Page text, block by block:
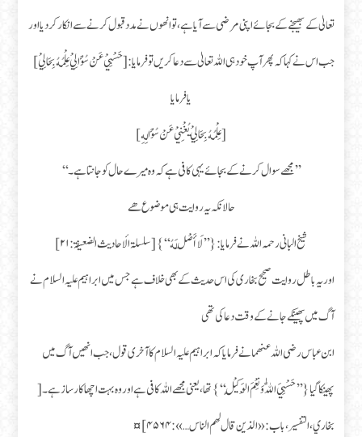
تعالیٰ کے بھیجنے کے بجائے اپنی مرضی سے آیا ہے، تو انھوں نے مدد قبول کرنے سے انکار کر دیا اور
جب اس نے کہا کہ پھر آپ خود ہی اللہ تعالیٰ سے دعاکریں تو فرمایا: [ حَسْبِيْ عَنْ سُؤَالِيْ عِلْمُهُ بِحَالِيْ ]
یا فرمایا
[ عِلْمُهُ بِحَالِيْ يُغْنِيْ عَنْ سُؤَالِهِ ]
’’مجھے سوال کرنے کے بجائے یہی کافی ہے کہ وہ میرے حال کو جانتا ہے۔‘‘
حالانکہ یہ روایت ہی موضوع ھے
شیخ البانی رحمہ اللہ نے فرمایا : {’’ لَا أَصْلَ لَهُ ‘‘} [ سلسلۃ الأحادیث الضعیفۃ : ۲۱ ]
اور یہ باطل روایت صحیح بخاری کی اس حدیث کے بھی خلاف ہے جس میں ابراہیم علیہ السلام نے
آگ میں پھینکے جانے کے وقت دعا کی تھی
ابن عباس رضی اللہ عنھما نے فرمایا کہ ابراہیم علیہ السلام کا آخری قول، جب انھیں آگ میں
پھینکا گیا {’’حَسْبِيَ اللّٰهُ وَ نِعْمَ الْوَكِيْلُ ‘‘} تھا، یعنی مجھے اللہ کافی ہے اور وہ بہت اچھا کارساز ہے۔ [
بخاري، التفسیر، باب : «الذین قال لھم الناس… » : ۴۵۶۴ ] ¤